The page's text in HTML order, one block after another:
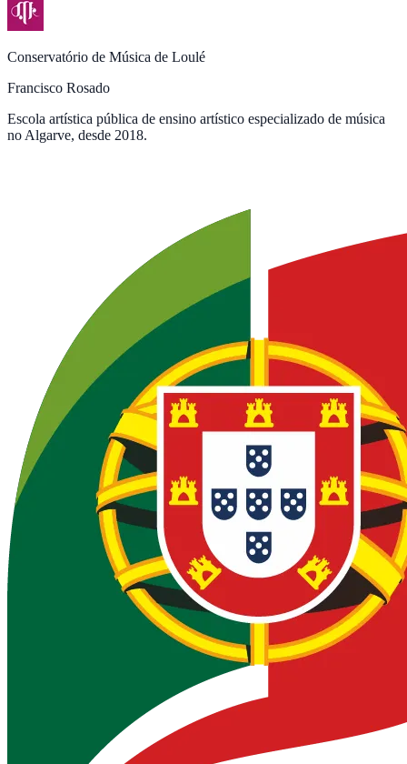
Conservatório de Música de Loulé
Francisco Rosado
Escola artística pública de ensino artístico especializado de música
no Algarve, desde 2018.